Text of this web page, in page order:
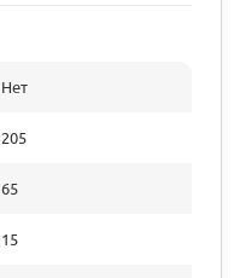
Нет
205
65
15